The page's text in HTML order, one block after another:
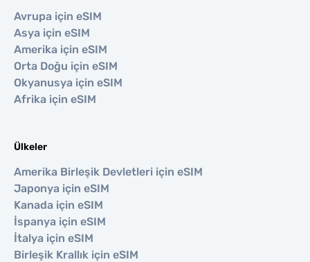
Avrupa için eSIM
Asya için eSIM
Amerika için eSIM
Orta Doğu için eSIM
Okyanusya için eSIM
Afrika için eSIM
Ülkeler
Amerika Birleşik Devletleri için eSIM
Japonya için eSIM
Kanada için eSIM
İspanya için eSIM
İtalya için eSIM
Birleşik Krallık için eSIM